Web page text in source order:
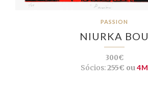
PASSION
NIURKA BOU
300€
Sócios:255€ ou4M